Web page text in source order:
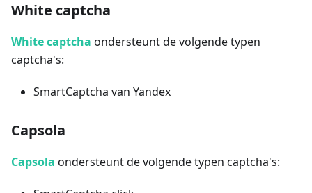
White captcha
White captcha ondersteunt de volgende typen
captcha's:
SmartCaptcha van Yandex
Capsola
Capsola ondersteunt de volgende typen captcha's: